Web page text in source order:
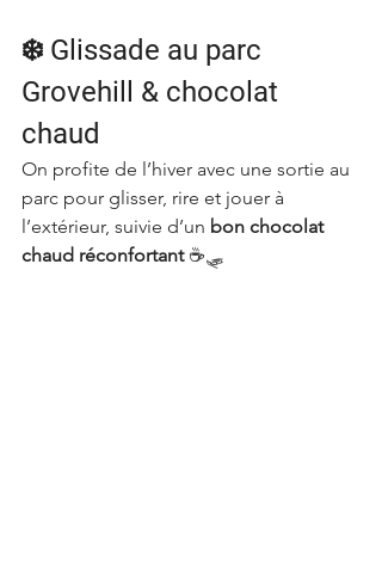
❄️ Glissade au parc
Grovehill & chocolat
chaud
On profite de l’hiver avec une sortie au
parc pour glisser, rire et jouer à
l’extérieur, suivie d’un bon chocolat
chaud réconfortant ☕🛷